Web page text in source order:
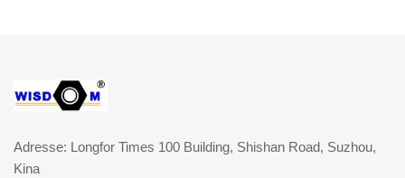
Adresse: Longfor Times 100 Building, Shishan Road, Suzhou,
Kina